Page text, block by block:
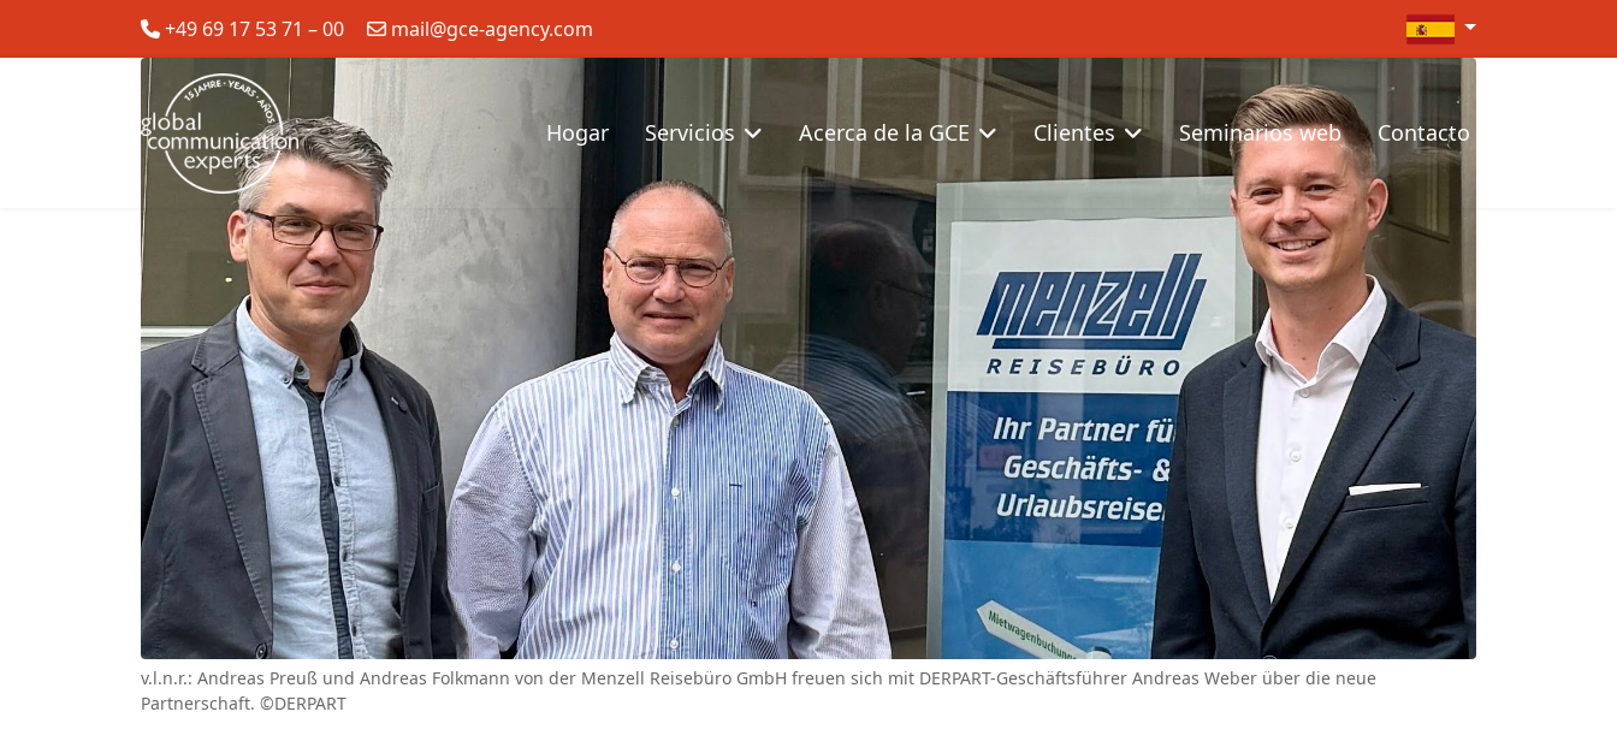
+49 69 17 53 71 – 00 mail@gce-agency.com Seleccione su idioma
Hogar Servicios Acerca de la GCE Clientes Seminarios web Contacto
v.l.n.r.: Andreas Preuß und Andreas Folkmann von der Menzell Reisebüro GmbH freuen sich mit DERPART-Geschäftsführer Andreas Weber über die neue
Partnerschaft. ©DERPART